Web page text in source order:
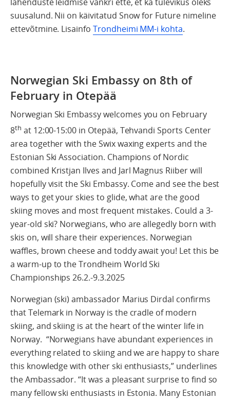
suusalund. Nii on käivitatud Snow for Future nimeline
ettevõtmine. Lisainfo Trondheimi MM-i kohta.
Norwegian Ski Embassy on 8th of
February in Otepää
Norwegian Ski Embassy welcomes you on February
8th at 12:00-15:00 in Otepää, Tehvandi Sports Center
area together with the Swix waxing experts and the
Estonian Ski Association. Champions of Nordic
combined Kristjan Ilves and Jarl Magnus Riiber will
hopefully visit the Ski Embassy. Come and see the best
ways to get your skies to glide, what are the good
skiing moves and most frequent mistakes. Could a 3-
year-old ski? Norwegians, who are allegedly born with
skis on, will share their experiences. Norwegian
waffles, brown cheese and toddy await you! Let this be
a warm-up to the Trondheim World Ski
Championships 26.2.-9.3.2025
Norwegian (ski) ambassador Marius Dirdal confirms
that Telemark in Norway is the cradle of modern
skiing, and skiing is at the heart of the winter life in
Norway. “Norwegians have abundant experiences in
everything related to skiing and we are happy to share
this knowledge with other ski enthusiasts,” underlines
the Ambassador. “It was a pleasant surprise to find so
many fellow ski enthusiasts in Estonia. Many Estonian